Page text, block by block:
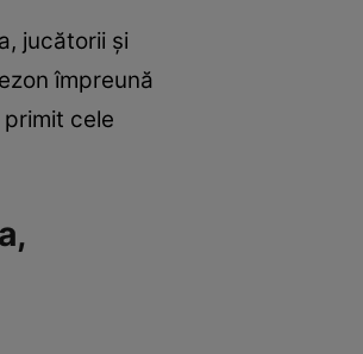
jucătorii și
împreună
cele